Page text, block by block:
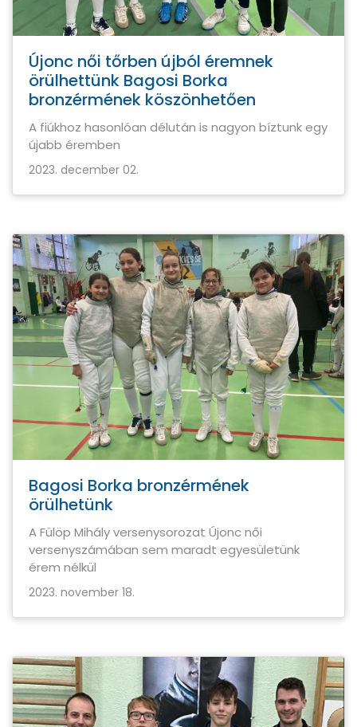
Újonc női tőrben újból éremnek
örülhettünk Bagosi Borka
bronzérmének köszönhetően
A fiúkhoz hasonlóan délután is nagyon bíztunk egy
újabb éremben
2023. december 02.
Bagosi Borka bronzérmének
örülhetünk
A Fülöp Mihály versenysorozat Újonc női
versenyszámában sem maradt egyesületünk
érem nélkül
2023. november 18.